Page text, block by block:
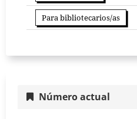
Para bibliotecarios/as
Número actual